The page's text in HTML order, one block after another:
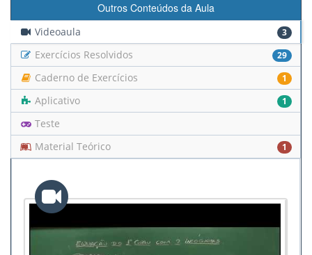
Outros Conteúdos da Aula
Videoaula 3
Exercícios Resolvidos 29
Caderno de Exercícios 1
Aplicativo 1
Teste
Material Teórico
1